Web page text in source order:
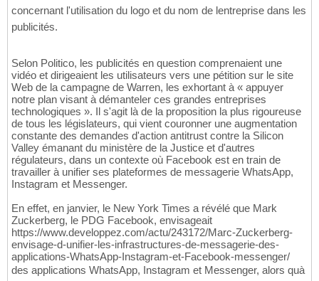
concernant l'utilisation du logo et du nom de lentreprise dans les
publicités.
Selon Politico, les publicités en question comprenaient une
vidéo et dirigeaient les utilisateurs vers une pétition sur le site
Web de la campagne de Warren, les exhortant à « appuyer
notre plan visant à démanteler ces grandes entreprises
technologiques ». Il s'agit là de la proposition la plus rigoureuse
de tous les législateurs, qui vient couronner une augmentation
constante des demandes d'action antitrust contre la Silicon
Valley émanant du ministère de la Justice et d'autres
régulateurs, dans un contexte où Facebook est en train de
travailler à unifier ses plateformes de messagerie WhatsApp,
Instagram et Messenger.
En effet, en janvier, le New York Times a révélé que Mark
Zuckerberg, le PDG Facebook, envisageait
https://www.developpez.com/actu/243172/Marc-Zuckerberg-
envisage-d-unifier-les-infrastructures-de-messagerie-des-
applications-WhatsApp-Instagram-et-Facebook-messenger/
des applications WhatsApp, Instagram et Messenger, alors quà